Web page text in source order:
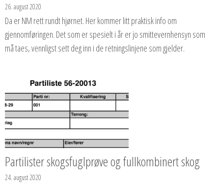
26. august 2020
Da er NM rett rundt hjørnet. Her kommer litt praktisk info om
gjennomføringen. Det som er spesielt i år er jo smittevernhensyn som
må taes, vennligst sett deg inn i de retningslinjene som gjelder.
Partilister skogsfuglprøve og fullkombinert skog
24. august 2020